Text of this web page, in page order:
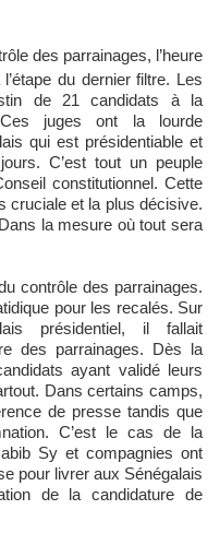
des parrainages, l’heure
du dernier filtre. Les
de 21 candidats à la
juges ont la lourde
qui est présidentiable et
C’est tout un peuple
constitutionnel. Cette
cruciale et la plus décisive.
la mesure où tout sera
contrôle des parrainages.
pour les recalés. Sur
présidentiel, il fallait
des parrainages. Dès la
ayant validé leurs
Dans certains camps,
de presse tandis que
C’est le cas de la
Sy et compagnies ont
pour livrer aux Sénégalais
de la candidature de